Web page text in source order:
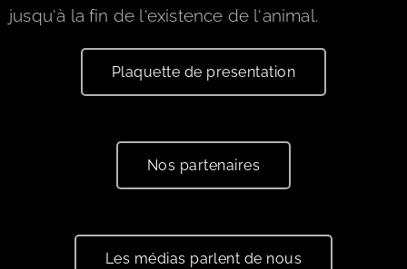
jusqu'à la fin de l'existence de l'animal.
Plaquette de presentation
Nos partenaires
Les médias parlent de nous